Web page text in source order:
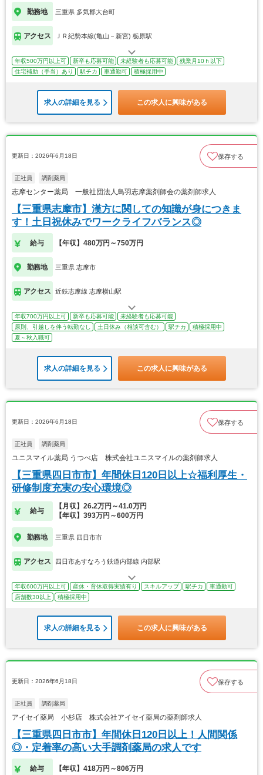
勤務地 三重県 多気郡大台町
アクセス ＪＲ紀勢本線(亀山－新宮) 栃原駅
年収500万円以上可 新卒も応募可能 未経験者も応募可能
残業月10ｈ以下
住宅補助（手当）あり
駅チカ 車通勤可 積極採用中
求人の詳細を見る この求人に興味がある
更新日：2026年6月18日 保存する
正社員 調剤薬局
志摩センター薬局 一般社団法人鳥羽志摩薬剤師会の薬剤師求人
【三重県志摩市】漢方に関しての知識が身につきま
す！土日祝休みでワークライフバランス◎
給与 【年収】480万円～750万円
勤務地 三重県 志摩市
アクセス 近鉄志摩線 志摩横山駅
年収700万円以上可 新卒も応募可能
未経験者も応募可能
原則、引越しを伴う転勤なし
土日休み（相談可含む） 駅チカ
積極採用中
夏～秋入職可
求人の詳細を見る この求人に興味がある
更新日：2026年6月18日 保存する
正社員 調剤薬局
ユニスマイル薬局 うつべ店 株式会社ユニスマイルの薬剤師求人
【三重県四日市市】年間休日120日以上☆福利厚生・
研修制度充実の安心環境◎
給与
【月収】26.2万円～41.0万円
【年収】393万円～600万円
勤務地 三重県 四日市市
アクセス 四日市あすなろう鉄道内部線 内部駅
年収600万円以上可 産休・育休取得実績有り スキルアップ 駅チカ
車通勤可
店舗数30以上
積極採用中
求人の詳細を見る この求人に興味がある
更新日：2026年6月18日 保存する
正社員 調剤薬局
アイセイ薬局 小杉店 株式会社アイセイ薬局の薬剤師求人
【三重県四日市市】年間休日120日以上！人間関係
◎・定着率の高い大手調剤薬局の求人です
給与 【年収】418万円～806万円